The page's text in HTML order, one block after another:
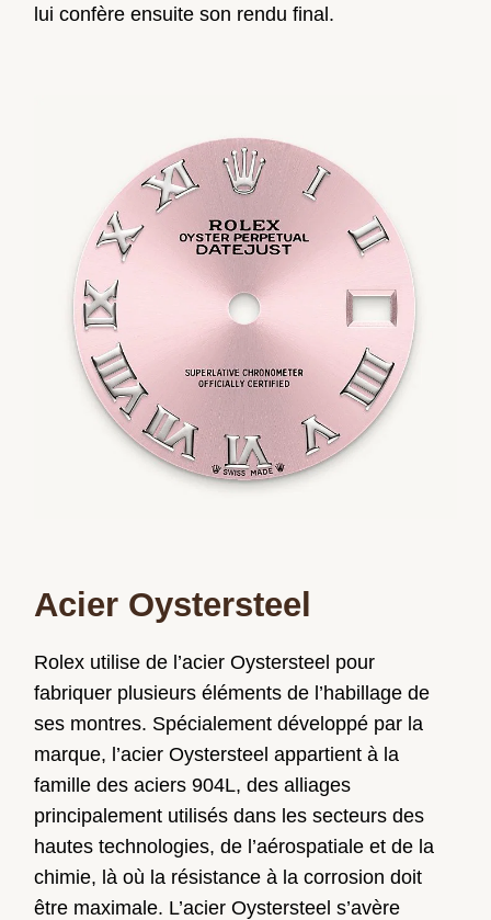
lui confère ensuite son rendu final.
Acier Oystersteel
Rolex utilise de l’acier Oystersteel pour
fabriquer plusieurs éléments de l’habillage de
ses montres. Spécialement développé par la
marque, l’acier Oystersteel appartient à la
famille des aciers 904L, des alliages
principalement utilisés dans les secteurs des
hautes technologies, de l’aérospatiale et de la
chimie, là où la résistance à la corrosion doit
être maximale. L’acier Oystersteel s’avère